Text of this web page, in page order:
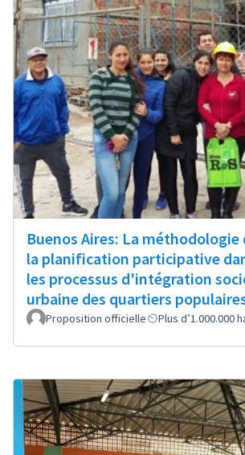
Buenos Aires: La méthodologie
la planification participative
les processus d'intégration
urbaine des quartiers
Proposition officielle Plus d’1.000.000